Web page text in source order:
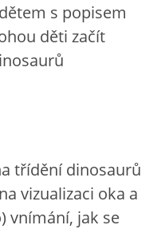
s popisem
děti začít
třídění dinosaurů
vizualizaci oka a
vnímání, jak se